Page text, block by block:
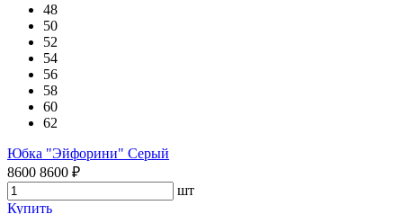
48
50
52
54
56
58
60
62
Юбка "Эйфорини" Серый
8600 8600 ₽
шт
Купить